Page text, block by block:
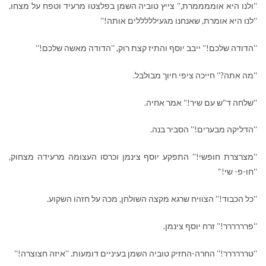
''ולנו היא אוממממרת,'' צייץ טוביה השמן בפלצטו מרעיד וטפח על מצחו,
''לנו היא אומרת, שאנחנו מגעילללללים אותה!''
''הדודה שלכם!'' ייבב יוסף והתיז קצת רוק, ''הדודה מאשה שלכם!''
''מה אתה?'' חייכה ציפי חיוך מבולבל.
''שלחה ד"ש עם שיר!'' אמר אחיה.
''הדליקה מבערים!'' הסביר בנה.
''מצרצרת חופשי!'' התפקע יוסף צינמן וכרסו העצומה מרעידה מצחוק,
''חו-פ- שי!"
''כל הכבוד!'' הצוויח שרגא מקצה השולחן, מכה על חזהו השקוע.
''פרררררר!'' זרח יוסף צינמן.
''טרררררר!'' החרה-החזיק טוביה השמן בעיניים דומעות. ''איזה חצוצרה!''